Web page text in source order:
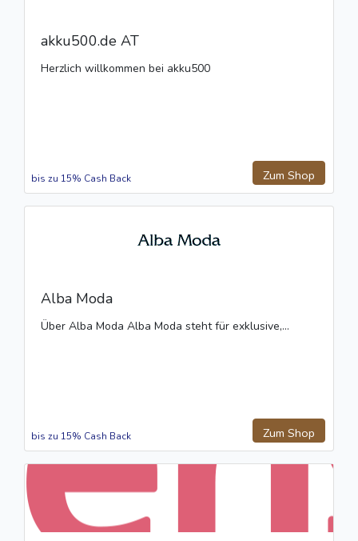
akku500.de AT
Herzlich willkommen bei akku500
Zum Shop
bis zu 15% Cash Back
Alba Moda
Über Alba Moda Alba Moda steht für exklusive,...
Zum Shop
bis zu 15% Cash Back